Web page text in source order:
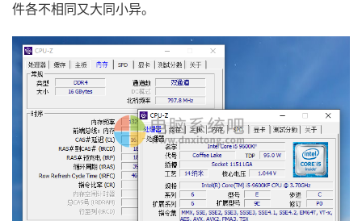
件各不相同又大同小异。